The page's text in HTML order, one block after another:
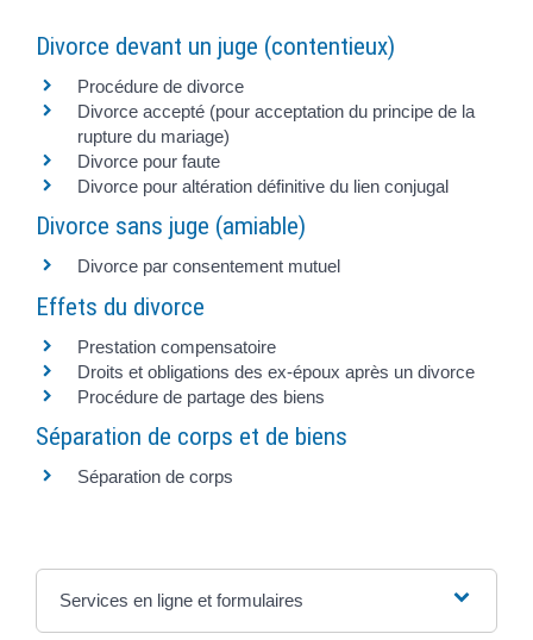
Divorce devant un juge (contentieux)
Procédure de divorce
Divorce accepté (pour acceptation du principe de la
rupture du mariage)
Divorce pour faute
Divorce pour altération définitive du lien conjugal
Divorce sans juge (amiable)
Divorce par consentement mutuel
Effets du divorce
Prestation compensatoire
Droits et obligations des ex-époux après un divorce
Procédure de partage des biens
Séparation de corps et de biens
Séparation de corps
Services en ligne et formulaires